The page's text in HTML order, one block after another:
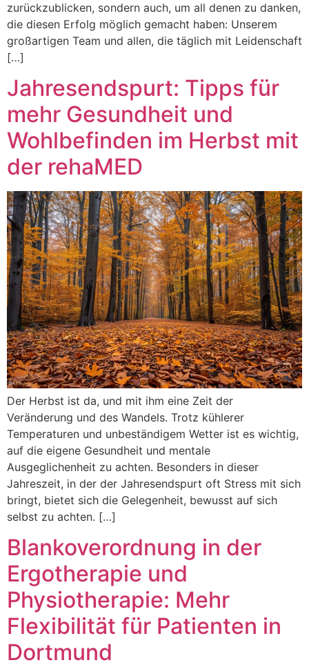
zurückzublicken, sondern auch, um all denen zu danken,
die diesen Erfolg möglich gemacht haben: Unserem
großartigen Team und allen, die täglich mit Leidenschaft
[…]
Jahresendspurt: Tipps für
mehr Gesundheit und
Wohlbefinden im Herbst mit
der rehaMED
Der Herbst ist da, und mit ihm eine Zeit der
Veränderung und des Wandels. Trotz kühlerer
Temperaturen und unbeständigem Wetter ist es wichtig,
auf die eigene Gesundheit und mentale
Ausgeglichenheit zu achten. Besonders in dieser
Jahreszeit, in der der Jahresendspurt oft Stress mit sich
bringt, bietet sich die Gelegenheit, bewusst auf sich
selbst zu achten. […]
Blankoverordnung in der
Ergotherapie und
Physiotherapie: Mehr
Flexibilität für Patienten in
Dortmund